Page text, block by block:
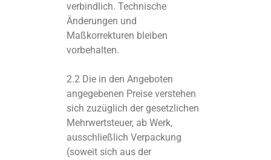
verbindlich. Technische
Änderungen und
Maßkorrekturen bleiben
vorbehalten.
2.2 Die in den Angeboten
angegebenen Preise verstehen
sich zuzüglich der gesetzlichen
Mehrwertsteuer, ab Werk,
ausschließlich Verpackung
(soweit sich aus der